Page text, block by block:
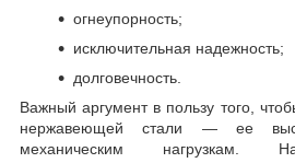
огнеупорность;
исключительная надежность;
долговечность.
Важный аргумент в пользу того,
нержавеющей стали — ее
механическим нагрузкам.